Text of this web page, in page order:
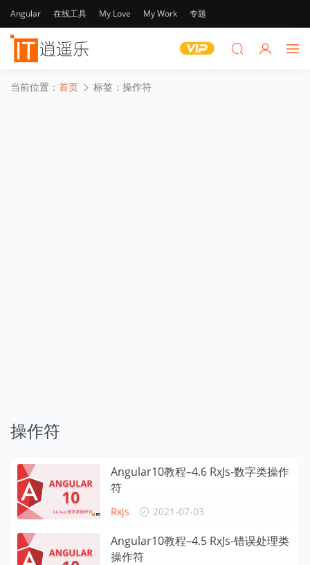
Angular 在线工具 My Love My Work 专题
当前位置： 首页 标签：操作符
操作符
Angular10教程–4.6 RxJs-数字类操作
符
Rxjs 2021-07-03
Angular10教程–4.5 RxJs-错误处理类
操作符